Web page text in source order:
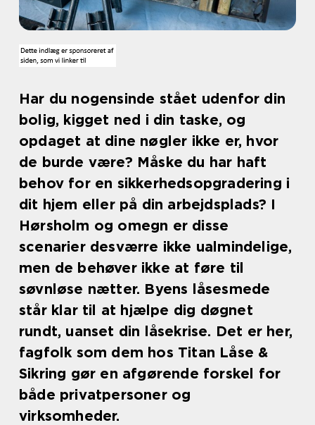
Har du nogensinde stået udenfor din
bolig, kigget ned i din taske, og
opdaget at dine nøgler ikke er, hvor
de burde være? Måske du har haft
behov for en sikkerhedsopgradering i
dit hjem eller på din arbejdsplads? I
Hørsholm og omegn er disse
scenarier desværre ikke ualmindelige,
men de behøver ikke at føre til
søvnløse nætter. Byens låsesmede
står klar til at hjælpe dig døgnet
rundt, uanset din låsekrise. Det er her,
fagfolk som dem hos Titan Låse &
Sikring gør en afgørende forskel for
både privatpersoner og
virksomheder.